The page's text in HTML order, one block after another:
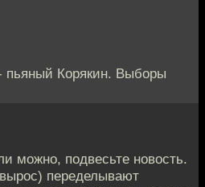
пьяный Корякин. Выборы
можно, подвесьте новость.
переделывают